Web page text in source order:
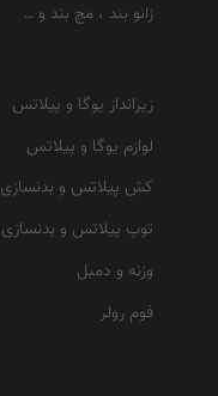
زانو بند ، مچ بند و …
زیرانداز یوگا و پیلاتس
لوازم یوگا و پیلاتس
کش پیلاتس و بدنسازی
توپ پیلاتس و بدنسازی
وزنه و دمبل
فوم رولر